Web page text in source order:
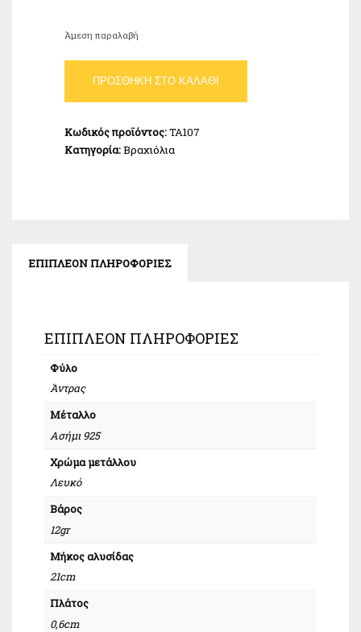
Άμεση παραλαβή
Ταυτότητα
Άντρας
925
21cm
ΠΡΟΣΘΉΚΗ ΣΤΟ ΚΑΛΆΘΙ
Κωδικός προϊόντος:TA107
Κατηγορία:Βραχιόλια
ΕΠΙΠΛΈΟΝ ΠΛΗΡΟΦΟΡΊΕΣ
ΕΠΙΠΛΈΟΝ ΠΛΗΡΟΦΟΡΊΕΣ
Φύλο
Άντρας
Μέταλλο
Ασήμι 925
Χρώμα μετάλλου
Λευκό
Βάρος
12gr
Μήκος αλυσίδας
21cm
Πλάτος
0,6cm